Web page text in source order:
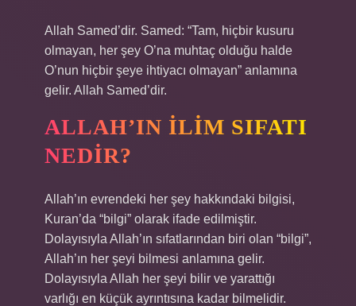
Allah Samed’dir. Samed: “Tam, hiçbir kusuru
olmayan, her şey O’na muhtaç olduğu halde
O’nun hiçbir şeye ihtiyacı olmayan” anlamına
gelir. Allah Samed’dir.
ALLAH’IN ILIM SIFATI
NEDIR?
Allah’ın evrendeki her şey hakkındaki bilgisi,
Kuran’da “bilgi” olarak ifade edilmiştir.
Dolayısıyla Allah’ın sıfatlarından biri olan “bilgi”,
Allah’ın her şeyi bilmesi anlamına gelir.
Dolayısıyla Allah her şeyi bilir ve yarattığı
varlığı en küçük ayrıntısına kadar bilmelidir.